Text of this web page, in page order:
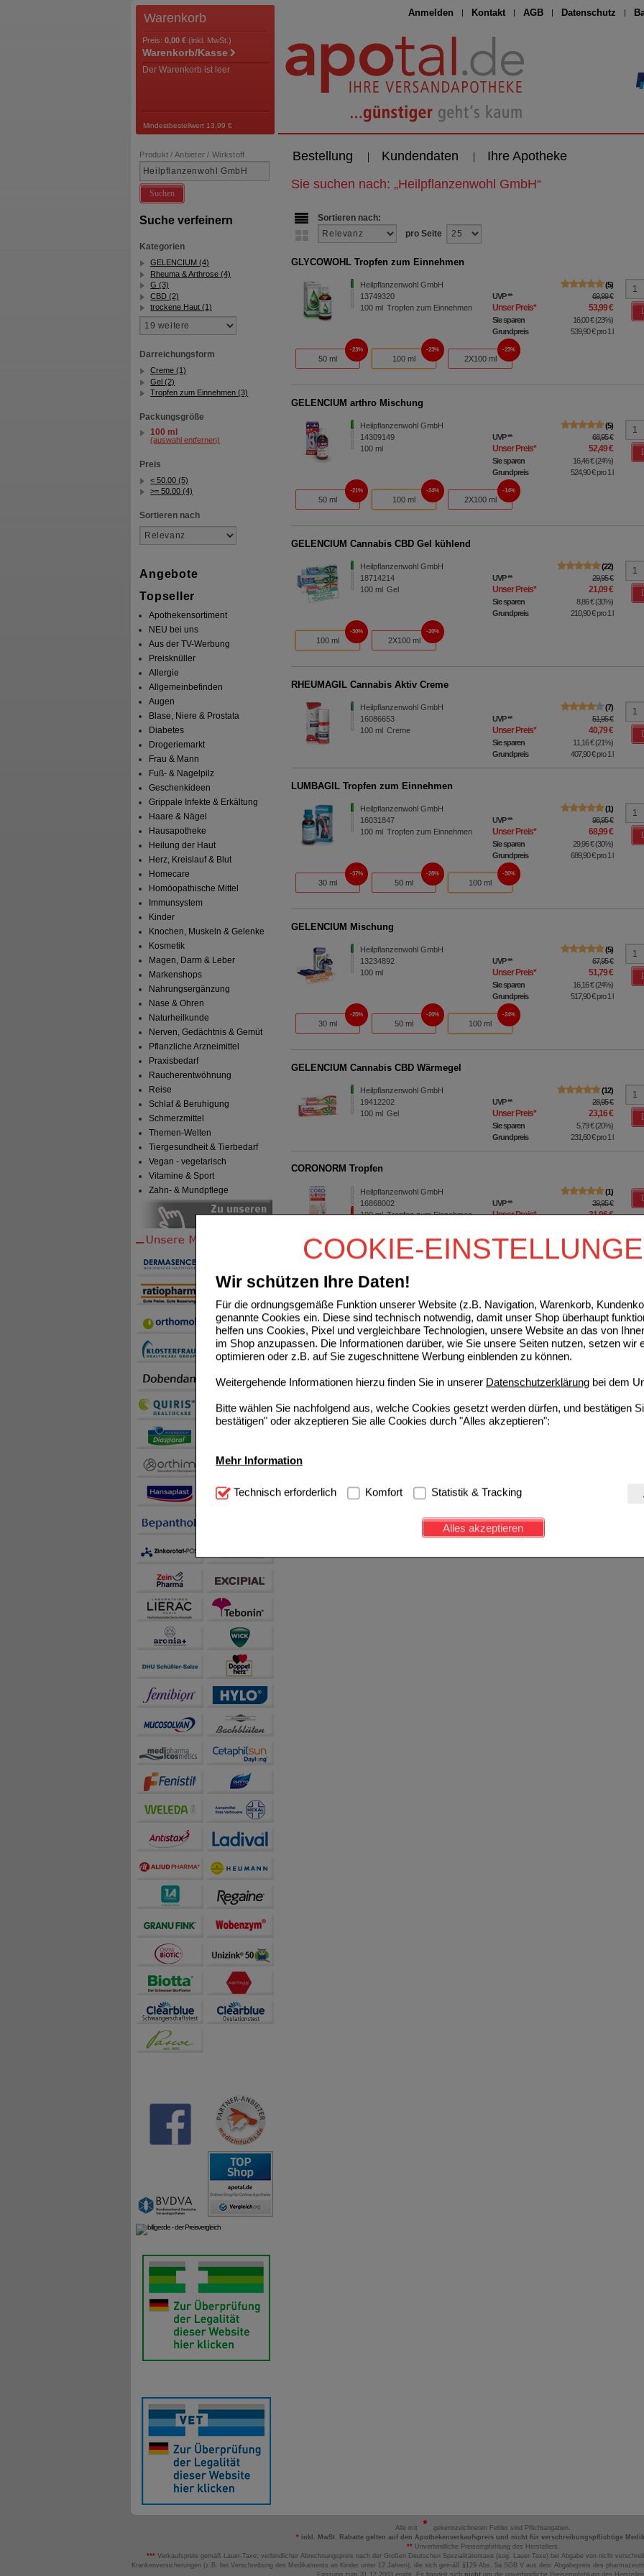
COOKIE-
Wir schützen Ihre Daten!
Für die ordnungsgemäße Funktion unserer Website (z.B. Navigation, Warenkorb,
genannte Cookies ein. Diese sind technisch notwendig, damit unser Shop überhaupt
helfen uns Cookies, Pixel und vergleichbare Technologien, unsere Website an das von
im Shop anzupassen. Die Informationen darüber, wie Sie unsere Seiten nutzen, setzen wir
optimieren oder z.B. auf Sie zugeschnittene Werbung einblenden zu können.
Weitergehende Informationen hierzu finden Sie in unserer Datenschutzerklärung bei dem
Bitte wählen Sie nachfolgend aus, welche Cookies gesetzt werden dürfen, und bestätigen
bestätigen" oder akzeptieren Sie alle Cookies durch "Alles akzeptieren":
Mehr Information
Technisch Notwendig: Hierbei handelt es sich um Cookies, die für die Grundfunktionen
notwendig sind (z.B. Navigation, Warenkorb, Kundenkonto), weshalb auf diese nicht
Diese Cookies werden genutzt um das Einkaufserlebnis noch ansprechender zu
beispielsweise für die Wiedererkennung des Besuchers oder unsere Seite an bevorzugte
sammeln, mit deren Hilfe wir unsere Website weiter für Sie optimieren können, den Inhalt
auch die Werbung auf Drittseiten möglichst relevant für Sie zu gestalten. Bitte beachten Sie,
teilweise an Dritte wie z.B. Google oder soziale Medien übertragen werden.
Technisch erforderlich Komfort Statistik & Tracking
Alles akzeptieren
Anmelden Kontakt AGB Datenschutz
Warenkorb
Preis: 0,00 € (inkl. MwSt.)
Warenkorb/Kasse
Der Warenkorb ist leer
Mindestbestellwert 13,99 €
Bestellung Kundendaten Ihre Apotheke
Produkt / Anbieter / Wirkstoff
Suchen
Suche verfeinern
Kategorien
GELENCIUM (4)
Rheuma & Arthrose (4)
G (3)
CBD (2)
trockene Haut (1)
Darreichungsform
Creme (1)
Gel (2)
Tropfen zum Einnehmen (3)
Packungsgröße
100 ml
(auswahl entfernen)
Preis
< 50.00 (5)
>= 50.00 (4)
Sortieren nach
Angebote
Topseller
Apothekensortiment
NEU bei uns
Aus der TV-Werbung
Preisknüller
Allergie
Allgemeinbefinden
Augen
Blase, Niere & Prostata
Diabetes
Drogeriemarkt
Frau & Mann
Fuß- & Nagelpilz
Geschenkideen
Grippale Infekte & Erkältung
Haare & Nägel
Hausapotheke
Heilung der Haut
Herz, Kreislauf & Blut
Homecare
Homöopathische Mittel
Immunsystem
Kinder
Knochen, Muskeln & Gelenke
Kosmetik
Magen, Darm & Leber
Markenshops
Nahrungsergänzung
Nase & Ohren
Naturheilkunde
Nerven, Gedächtnis & Gemüt
Pflanzliche Arzneimittel
Praxisbedarf
Raucherentwöhnung
Reise
Schlaf & Beruhigung
Schmerzmittel
Themen-Welten
Tiergesundheit & Tierbedarf
Vegan - vegetarisch
Vitamine & Sport
Zahn- & Mundpflege
Sie suchen nach: „Heilpflanzenwohl GmbH“
Sortieren nach:
pro Seite
GLYCOWOHL Tropfen zum Einnehmen
Heilpflanzenwohl GmbH
13749320
100 ml Tropfen zum Einnehmen
5
UVP** 69,99 €
Unser Preis* 53,99 €
Sie sparen 16,00 €(23%)
Grundpreis
539,90 €pro 1 l
50 ml
23%
100 ml
23%
2X100 ml
23%
GELENCIUM arthro Mischung
Heilpflanzenwohl GmbH
14309149
100 ml
5
UVP** 68,95 €
Unser Preis* 52,49 €
Sie sparen 16,46 €(24%)
Grundpreis
524,90 €pro 1 l
50 ml
21%
100 ml
24%
2X100 ml
14%
GELENCIUM Cannabis CBD Gel kühlend
Heilpflanzenwohl GmbH
18714214
100 ml Gel
22
UVP** 29,95 €
Unser Preis* 21,09 €
Sie sparen 8,86 €(30%)
Grundpreis
210,90 €pro 1 l
100 ml
30%
2X100 ml
20%
RHEUMAGIL Cannabis Aktiv Creme
Heilpflanzenwohl GmbH
16086653
100 ml Creme
7
UVP** 51,95 €
Unser Preis* 40,79 €
Sie sparen 11,16 €(21%)
Grundpreis
407,90 €pro 1 l
LUMBAGIL Tropfen zum Einnehmen
Heilpflanzenwohl GmbH
16031847
100 ml Tropfen zum Einnehmen
1
UVP** 98,95 €
Unser Preis* 68,99 €
Sie sparen 29,96 €(30%)
Grundpreis
689,90 €pro 1 l
30 ml
37%
50 ml
28%
100 ml
30%
GELENCIUM Mischung
Heilpflanzenwohl GmbH
13234892
100 ml
5
UVP** 67,95 €
Unser Preis* 51,79 €
Sie sparen 16,16 €(24%)
Grundpreis
517,90 €pro 1 l
30 ml
25%
50 ml
20%
100 ml
24%
GELENCIUM Cannabis CBD Wärmegel
Heilpflanzenwohl GmbH
19412202
100 ml Gel
12
UVP** 28,95 €
Unser Preis* 23,16 €
Sie sparen 5,79 €(20%)
Grundpreis
231,60 €pro 1 l
CORONORM Tropfen
Heilpflanzenwohl GmbH
16868002
100ml Tropfen zum Einnehmen
1
UVP** 39,95 €
Unser Preis* 31,96 €
Grundpreis
319,60 € pro 1 l
80031523
100ml
UVP** 49,95 €
Unser Preis * 35,59 €
Sie sparen 14,36 €(29%)
Grundpreis
pro 1 l
pro Seite
Alle mit
gekennzeichneten Felder sind Pflichtangaben.
* inkl. MwSt. Rabatte gelten auf den Apothekenverkaufspreis und nicht für verschreibungspflichtige
**Unverbindliche Preisempfehlung des Herstellers.
*** Verkaufspreis gemäß Lauer-Taxe; verbindlicher Abrechnungspreis nach der Großen Deutschen Spezialitätentaxe (sog. Lauer-Taxe) bei Abgabe von nicht
Krankenversicherungen (z.B. bei Verschreibung des Medikaments an Kinder unter 12 Jahren), die sich gemäß §129 Abs. 5a SGB V aus dem Abgabepreis des
Fassung zum 31.12.2003 ergibt. Es handelt sich nicht um die unverbindliche Preisempfehlung des